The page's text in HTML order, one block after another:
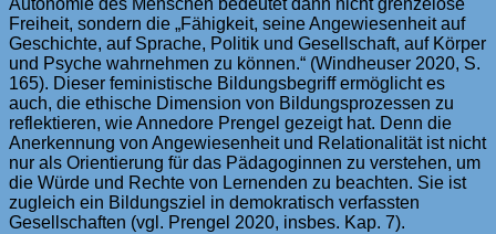
Autonomie des Menschen bedeutet dann nicht grenzelose
Freiheit, sondern die „Fähigkeit, seine Angewiesenheit auf
Geschichte, auf Sprache, Politik und Gesellschaft, auf Körper
und Psyche wahrnehmen zu können.“ (Windheuser 2020, S.
165). Dieser feministische Bildungsbegriff ermöglicht es
auch, die ethische Dimension von Bildungsprozessen zu
reflektieren, wie Annedore Prengel gezeigt hat. Denn die
Anerkennung von Angewiesenheit und Relationalität ist nicht
nur als Orientierung für das Pädagoginnen zu verstehen, um
die Würde und Rechte von Lernenden zu beachten. Sie ist
zugleich ein Bildungsziel in demokratisch verfassten
Gesellschaften (vgl. Prengel 2020, insbes. Kap. 7).